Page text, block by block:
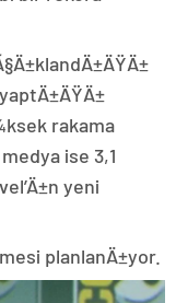
rakama
ise 3,1
yeni
planlanÄ±yor.